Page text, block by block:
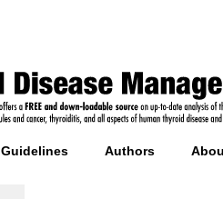
Guidelines Authors